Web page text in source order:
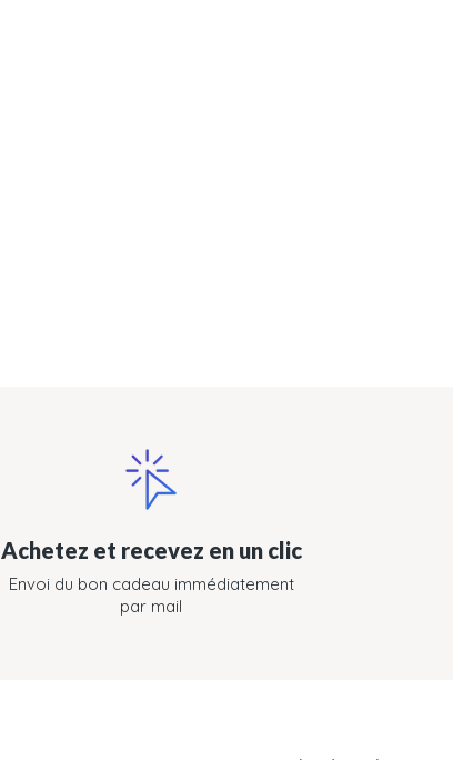
Achetez et recevez en un clic
Envoi du bon cadeau immédiatement
par mail